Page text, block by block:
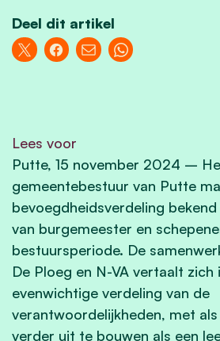
Deel dit artikel
Lees voor
Putte, 15 november 2024 –
gemeentebestuur van Putte
bevoegdheidsverdeling
van burgemeester en
bestuursperiode. De
De Ploeg en N-VA vertaalt zich
evenwichtige verdeling van de
verantwoordelijkheden, met
verder uit te bouwen als een